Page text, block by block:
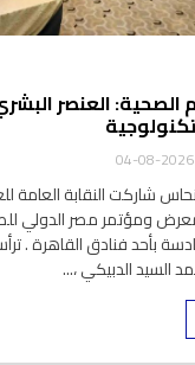
الصحية: العنصر
2026-08-04
شاركت النقابة العامة
ومؤتمر مصر الدولي
بأحد فنادق القاهرة .
السيد الدبيكي ،...